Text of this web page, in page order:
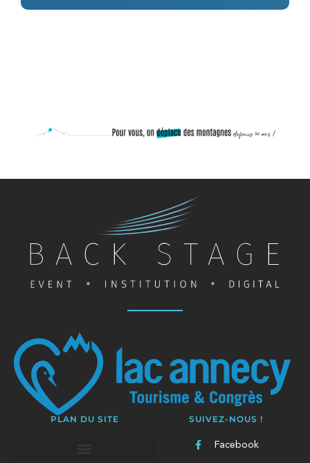
PLAN DU SITE SUIVEZ-NOUS !
Facebook